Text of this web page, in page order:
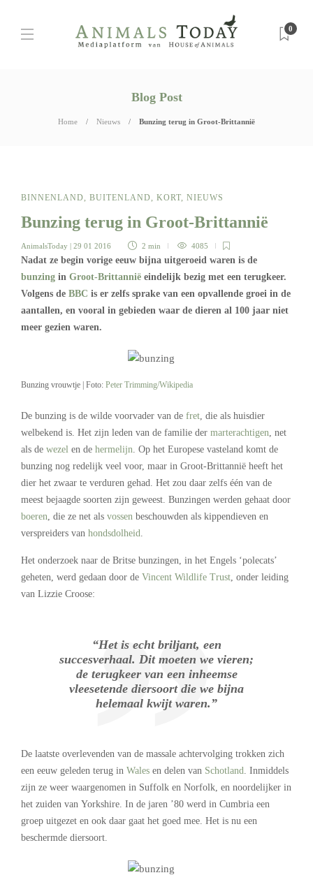
0
Blog Post
Home Nieuws Bunzing terug in Groot-Brittannië
BINNENLAND, BUITENLAND, KORT, NIEUWS
Bunzing terug in Groot-Brittannië
AnimalsToday | 29 01 2016 2 min 4085
Nadat ze begin vorige eeuw bijna uitgeroeid waren is de
bunzing in Groot-Brittannië eindelijk bezig met een terugkeer.
Volgens de BBC is er zelfs sprake van een opvallende groei in de
aantallen, en vooral in gebieden waar de dieren al 100 jaar niet
meer gezien waren.
Bunzing vrouwtje | Foto: Peter Trimming/Wikipedia
De bunzing is de wilde voorvader van de fret , die als huisdier
welbekend is. Het zijn leden van de familie der marterachtigen , net
als de wezel en de hermelijn . Op het Europese vasteland komt de
bunzing nog redelijk veel voor, maar in Groot-Brittannië heeft het
dier het zwaar te verduren gehad. Het zou daar zelfs één van de
meest bejaagde soorten zijn geweest. Bunzingen werden gehaat door
boeren , die ze net als vossen beschouwden als kippendieven en
verspreiders van hondsdolheid
Het onderzoek naar de Britse bunzingen, in het Engels ‘polecats’
geheten, werd gedaan door de Vincent Wildlife Trust , onder leiding
van Lizzie Croose:
“Het is echt briljant, een
succesverhaal. Dit moeten we vieren;
de terugkeer van een inheemse
vleesetende diersoort die we bijna
helemaal kwijt waren.”
De laatste overlevenden van de massale achtervolging trokken zich
een eeuw geleden terug in Wales en delen van Schotland . Inmiddels
zijn ze weer waargenomen in Suffolk en Norfolk, en noordelijker in
het zuiden van Yorkshire. In de jaren ’80 werd in Cumbria een
groep uitgezet en ook daar gaat het goed mee. Het is nu een
beschermde diersoort.